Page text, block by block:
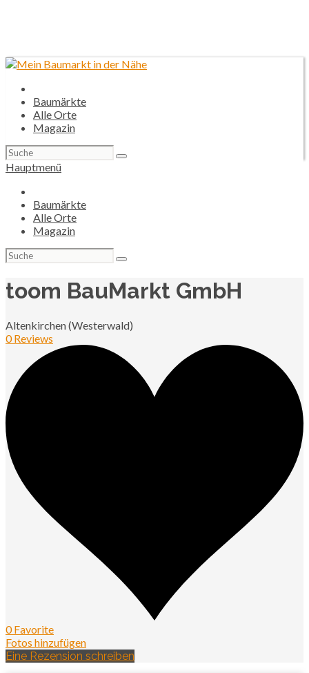
Baumärkte
Alle Orte
Magazin
Suchen
nach:
Hauptmenü
Baumärkte
Alle Orte
Magazin
Suchen
nach:
toom BauMarkt GmbH
Altenkirchen (Westerwald)
0 Reviews
0 Favorite
Fotos hinzufügen
Eine Rezension schreiben